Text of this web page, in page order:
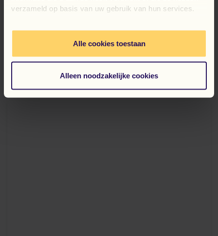
verzameld op basis van uw gebruik van hun services.
Alle cookies toestaan
Alleen noodzakelijke cookies
Darbas Nyderlanduose: 5
patarimai